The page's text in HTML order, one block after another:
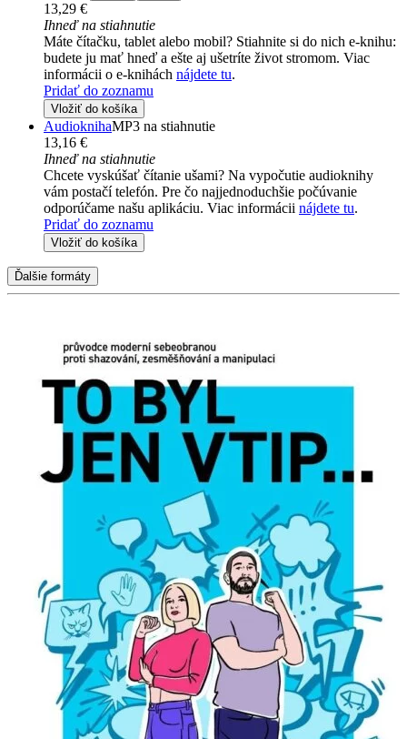
13,29 €
Ihneď na stiahnutie
Máte čítačku, tablet alebo mobil? Stiahnite si do nich e-knihu:
budete ju mať hneď a ešte aj ušetríte život stromom. Viac
informácii o e-knihách nájdete tu.
Pridať do zoznamu
Vložiť do košíka
AudioknihaMP3 na stiahnutie
13,16 €
Ihneď na stiahnutie
Chcete vyskúšať čítanie ušami? Na vypočutie audioknihy
vám postačí telefón. Pre čo najjednoduchšie počúvanie
odporúčame našu aplikáciu. Viac informácii nájdete tu.
Pridať do zoznamu
Vložiť do košíka
Ďalšie formáty